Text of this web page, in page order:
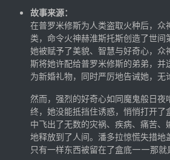
故事来源：
在普罗米修斯为人类盗取火种后，众
类，命令火神赫淮斯托斯创造了世
她被赋予了美貌、智慧与好奇心，众
斯将她许配给普罗米修斯的弟弟，并
为新婚礼物，同时严厉地告诫她，无
然而，强烈的好奇心如同魔鬼般日夜
终，她没能抵挡住诱惑，悄悄打开了
中飞出了无数的灾祸、疾病、痛苦、
地释放到了人间。潘多拉惊慌失措地
只有一样东西被留在了盒底——那就
音乐播放下载
音乐下载备用一
音乐下载备用二
音乐下载备用三
无损音乐下载
mv下载
Beats Per Minute